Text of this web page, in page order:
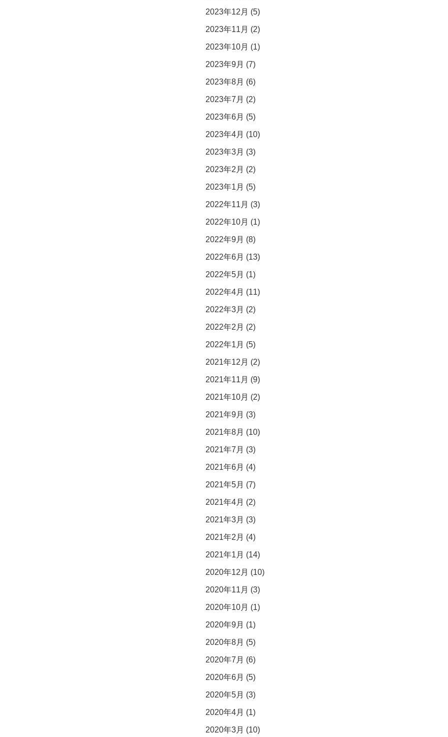
2023年12月 (5)
2023年11月 (2)
2023年10月 (1)
2023年9月 (7)
2023年8月 (6)
2023年7月 (2)
2023年6月 (5)
2023年4月 (10)
2023年3月 (3)
2023年2月 (2)
2023年1月 (5)
2022年11月 (3)
2022年10月 (1)
2022年9月 (8)
2022年6月 (13)
2022年5月 (1)
2022年4月 (11)
2022年3月 (2)
2022年2月 (2)
2022年1月 (5)
2021年12月 (2)
2021年11月 (9)
2021年10月 (2)
2021年9月 (3)
2021年8月 (10)
2021年7月 (3)
2021年6月 (4)
2021年5月 (7)
2021年4月 (2)
2021年3月 (3)
2021年2月 (4)
2021年1月 (14)
2020年12月 (10)
2020年11月 (3)
2020年10月 (1)
2020年9月 (1)
2020年8月 (5)
2020年7月 (6)
2020年6月 (5)
2020年5月 (3)
2020年4月 (1)
2020年3月 (10)